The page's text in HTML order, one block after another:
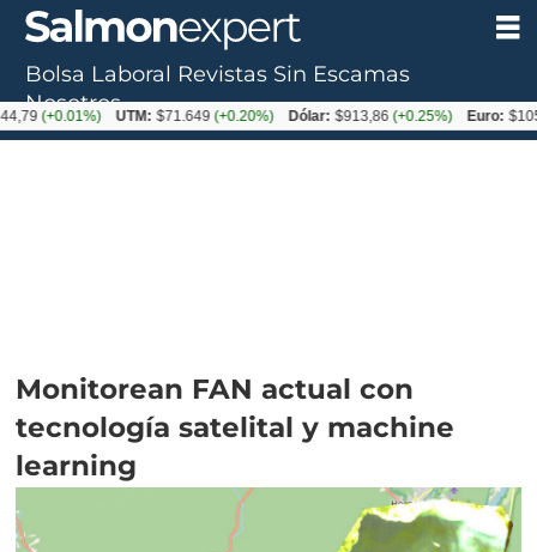
Monitorean FAN actual con
tecnología satelital y machine
learning
Bolsa Laboral Revistas Sin Escamas
Nosotros
UTM: $71.649(+0.20%) Dólar: $913,86(+0.25%) Euro: $1053,08(-